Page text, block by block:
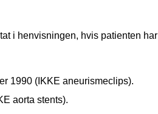
i henvisningen, hvis patienten
1990 (IKKE aneurismeclips).
aorta stents).